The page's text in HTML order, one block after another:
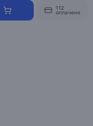
112
оплачено